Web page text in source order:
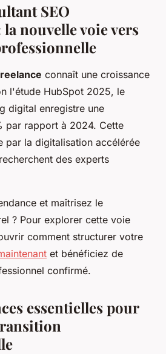
SEO
nouvelle voie vers
connaît une croissance
l'étude HubSpot 2025, le
digital enregistre une
par rapport à 2024. Cette
par la digitalisation accélérée
des experts
et maîtrisez le
? Pour explorer cette voie
comment structurer votre
et bénéficiez de
confirmé.
essentielles pour